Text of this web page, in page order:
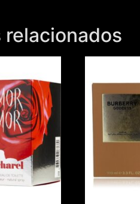
relacionados